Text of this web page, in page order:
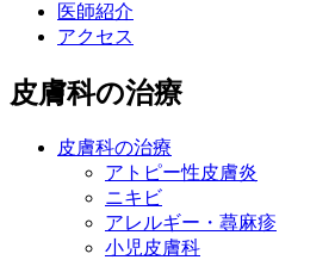
医師紹介
アクセス
皮膚科の治療
皮膚科の治療
アトピー性皮膚炎
ニキビ
アレルギー・蕁麻疹
小児皮膚科